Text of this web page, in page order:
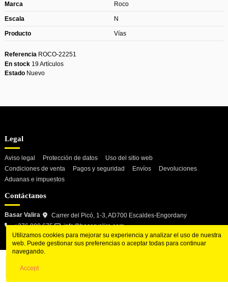
Marca Roco
Escala N
Producto Vías
Referencia ROCO-22251
En stock 19 Artículos
Estado Nuevo
Legal
Aviso legal Protección de datos
Uso del sitio web
Condiciones de venta
Pagos y seguridad Envíos
Devoluciones
Aduanas e impuestos
Contáctanos
Basar Valira
Carrer del Picó, 1-3, AD700 Escaldes-Engordany
+376 800 675
info@basarvalira.com
Utilizamos cookies para mejorar su experiencia y analizar el uso de nuestra
web. Puede gestionar sus preferencias o aceptar todas para continuar
navegando.
Accept